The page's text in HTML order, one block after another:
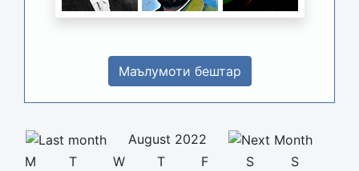
Маълумоти бештар
August 2022
M
T W T F S
S